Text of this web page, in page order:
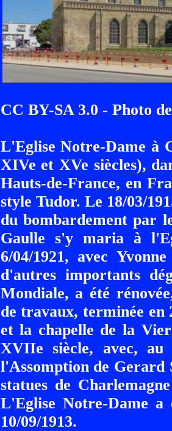
CC BY-SA 3.0 - Photo
L'Eglise Notre-Dame à
XIVe et XVe siècles),
Hauts-de-France, en
style Tudor. Le 18/03/
du bombardement par
Gaulle s'y maria à
6/04/1921, avec
d'autres importants
Mondiale, a été
de travaux, terminée
et la chapelle de la
XVIIe siècle, avec, au
l'Assomption de Gerard
statues de
L'Eglise Notre-Dame a
10/09/1913.